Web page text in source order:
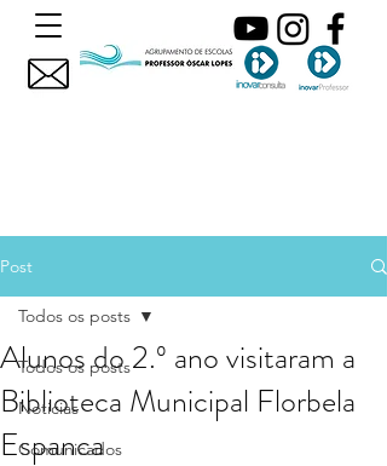
Post
Todos os posts
Noticias
Comunicados
Todos os posts
Alunos do 2.º ano visitaram a
Biblioteca Municipal Florbela
Espanca